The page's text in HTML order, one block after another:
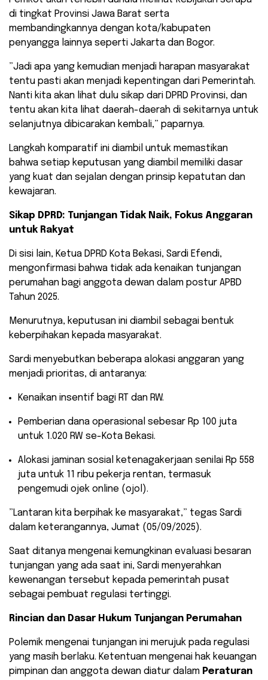
di tingkat Provinsi Jawa Barat serta
membandingkannya dengan kota/kabupaten
penyangga lainnya seperti Jakarta dan Bogor.
​”Jadi apa yang kemudian menjadi harapan masyarakat
tentu pasti akan menjadi kepentingan dari Pemerintah.
Nanti kita akan lihat dulu sikap dari DPRD Provinsi, dan
tentu akan kita lihat daerah-daerah di sekitarnya untuk
selanjutnya dibicarakan kembali,” paparnya.
​Langkah komparatif ini diambil untuk memastikan
bahwa setiap keputusan yang diambil memiliki dasar
yang kuat dan sejalan dengan prinsip kepatutan dan
kewajaran.
Sikap DPRD: Tunjangan Tidak Naik, Fokus Anggaran
untuk Rakyat
​Di sisi lain, Ketua DPRD Kota Bekasi, Sardi Efendi,
mengonfirmasi bahwa tidak ada kenaikan tunjangan
perumahan bagi anggota dewan dalam postur APBD
Tahun 2025.
Menurutnya, keputusan ini diambil sebagai bentuk
keberpihakan kepada masyarakat.
​Sardi menyebutkan beberapa alokasi anggaran yang
menjadi prioritas, di antaranya:
​Kenaikan insentif bagi RT dan RW.
​Pemberian dana operasional sebesar Rp 100 juta
untuk 1.020 RW se-Kota Bekasi.
​Alokasi jaminan sosial ketenagakerjaan senilai Rp 558
juta untuk 11 ribu pekerja rentan, termasuk
pengemudi ojek online (ojol).
​”Lantaran kita berpihak ke masyarakat,” tegas Sardi
dalam keterangannya, Jumat (05/09/2025).
​Saat ditanya mengenai kemungkinan evaluasi besaran
tunjangan yang ada saat ini, Sardi menyerahkan
kewenangan tersebut kepada pemerintah pusat
sebagai pembuat regulasi tertinggi.
Rincian dan Dasar Hukum Tunjangan Perumahan
​Polemik mengenai tunjangan ini merujuk pada regulasi
yang masih berlaku. Ketentuan mengenai hak keuangan
pimpinan dan anggota dewan diatur dalam Peraturan